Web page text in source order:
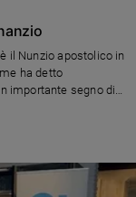
il Nunzio apostolico in
ha detto
importante segno di